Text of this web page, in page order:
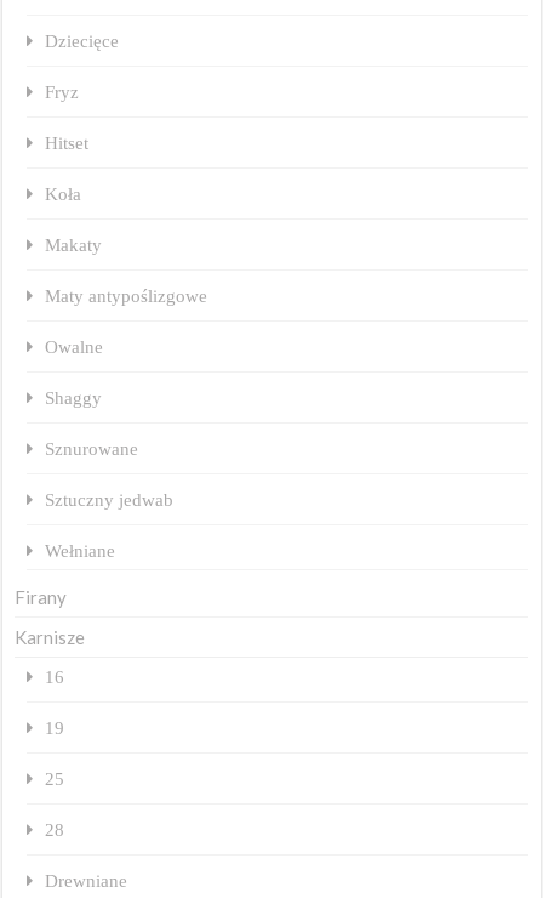
Dziecięce
Fryz
Hitset
Koła
Makaty
Maty antypoślizgowe
Owalne
Shaggy
Sznurowane
Sztuczny jedwab
Wełniane
Firany
Karnisze
16
19
25
28
Drewniane